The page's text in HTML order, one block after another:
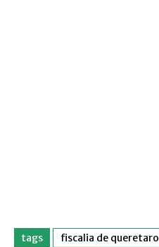
tags fiscalia de queretaro